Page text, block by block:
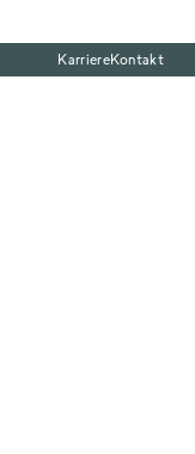
KarriereKontakt